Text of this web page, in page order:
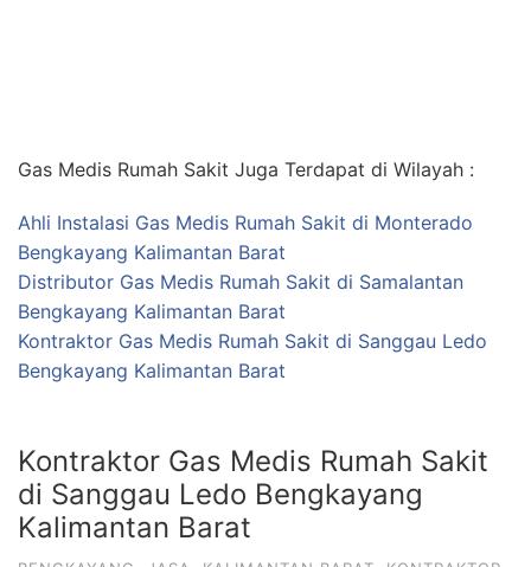
Gas Medis Rumah Sakit Juga Terdapat di Wilayah :
Ahli Instalasi Gas Medis Rumah Sakit di Monterado
Bengkayang Kalimantan Barat
Distributor Gas Medis Rumah Sakit di Samalantan
Bengkayang Kalimantan Barat
Kontraktor Gas Medis Rumah Sakit di Sanggau Ledo
Bengkayang Kalimantan Barat
Kontraktor Gas Medis Rumah Sakit
di Sanggau Ledo Bengkayang
Kalimantan Barat